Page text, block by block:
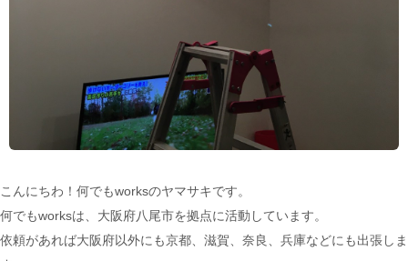
こんにちわ！何でもworksのヤマサキです。
何でもworksは、大阪府八尾市を拠点に活動しています。
依頼があれば大阪府以外にも京都、滋賀、奈良、兵庫などにも出張しま